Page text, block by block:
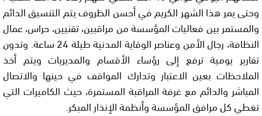
وحتى يمر هذا الشهر الكريم في أحسن الظروف يتم التنسيق الدائم
والمستمر بين فعاليات المؤسسة من مراقبين، تقنيين، حراس، عمال
النظافة، رجال الأمن وعناصر الوقاية المدنية طيلة 24 ساعة. وتدون
تقارير يومية ترفع إلى رؤساء الأقسام والمديريات ويتم أخذ
الملاحظات بعين الاعتبار وتدارك المواقف في حينها والاتصال
المباشر والدائم مع غرفة المراقبة المستمرة، حيث الكاميرات التي
تغطي كل مرافق المؤسسة وأنظمة الإنذار المبكر.